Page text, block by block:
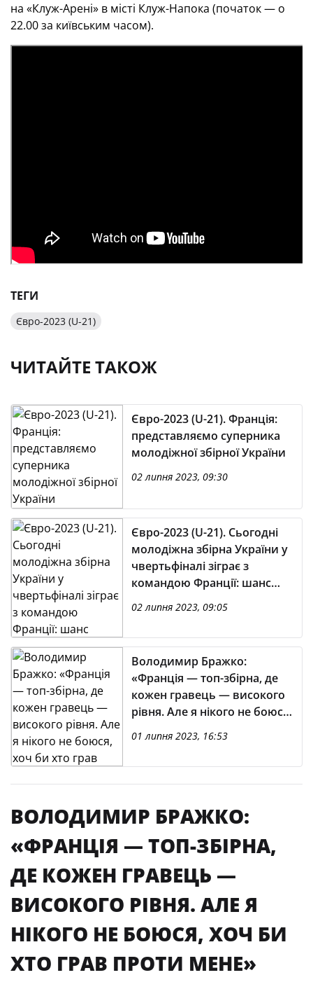
на «Клуж-Арені» в місті Клуж-Напока (початок — о
22.00 за київським часом).
ТЕГИ
Євро-2023 (U-21)
ЧИТАЙТЕ ТАКОЖ
Євро-2023 (U-21). Франція:
представляємо суперника
молодіжної збірної України
02 липня 2023, 09:30
Євро-2023 (U-21). Сьогодні
молодіжна збірна України у
чвертьфіналі зіграє з
командою Франції: шанс
02 липня 2023, 09:05
Володимир Бражко:
«Франція — топ-збірна, де
кожен гравець — високого
рівня. Але я нікого не боюся,
01 липня 2023, 16:53
ВОЛОДИМИР БРАЖКО:
«ФРАНЦІЯ — ТОП-ЗБІРНА,
ДЕ КОЖЕН ГРАВЕЦЬ —
ВИСОКОГО РІВНЯ. АЛЕ Я
НІКОГО НЕ БОЮСЯ, ХОЧ БИ
ХТО ГРАВ ПРОТИ МЕНЕ»